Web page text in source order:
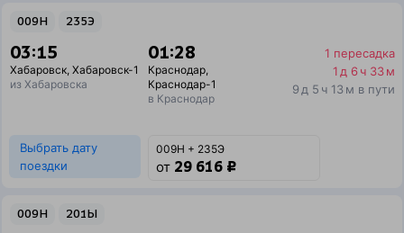
009Н 235Э
03:15
Хабаровск, Хабаровск-1
из Хабаровска
01:28
Краснодар,
Краснодар-1
в Краснодар
1 пересадка
1 д 6 ч 33 м
9 д 5 ч 13 м в пути
Выбрать дату
поездки
009Н + 235Э
от 29 616 ₽
009Н 201Ы